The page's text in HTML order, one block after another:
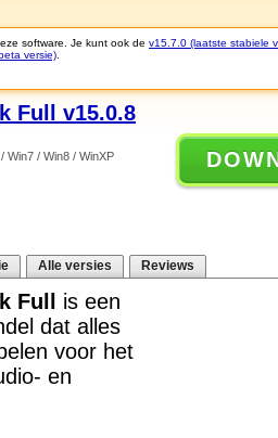
software. Je kunt ook de v15.7.0 (laatste stabiele
versie)
Full v15.0.8
Win7 / Win8 / WinXP
Alle versies Reviews
Full
is een
dat alles
voor het
en